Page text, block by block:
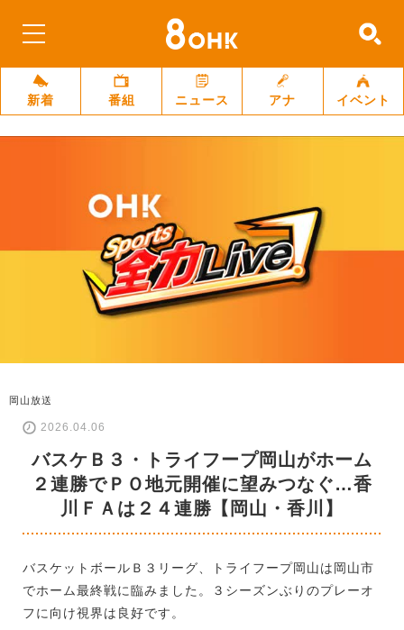
新着 番組 ニュース アナ イベント
岡山放送
2026.04.06
バスケＢ３・トライフープ岡山がホーム
２連勝でＰＯ地元開催に望みつなぐ…香
川ＦＡは２４連勝【岡山・香川】
バスケットボールＢ３リーグ、トライフープ岡山は岡山市
でホーム最終戦に臨みました。３シーズンぶりのプレーオ
フに向け視界は良好です。